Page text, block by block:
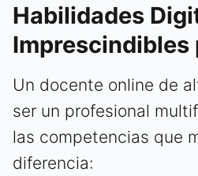
Habilidades
Imprescindibles
Un docente online de
ser un profesional
las competencias que
diferencia: